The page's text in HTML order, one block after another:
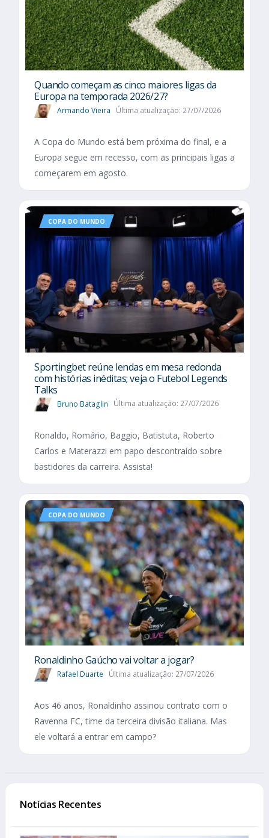
Quando começam as cinco maiores ligas da
Europa na temporada 2026/27?
Armando Vieira Última atualização: 27/07/2026
A Copa do Mundo está bem próxima do final, e a
Europa segue em recesso, com as principais ligas a
começarem em agosto.
COPA DO MUNDO
Sportingbet reúne lendas em mesa redonda
com histórias inéditas; veja o Futebol Legends
Talks
Bruno Bataglin Última atualização: 27/07/2026
Ronaldo, Romário, Baggio, Batistuta, Roberto
Carlos e Materazzi em papo descontraído sobre
bastidores da carreira. Assista!
COPA DO MUNDO
Ronaldinho Gaúcho vai voltar a jogar?
Rafael Duarte Última atualização: 27/07/2026
Aos 46 anos, Ronaldinho assinou contrato com o
Ravenna FC, time da terceira divisão italiana. Mas
ele voltará a entrar em campo?
Notícias Recentes